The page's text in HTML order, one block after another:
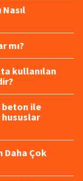
mı?
kullanılan
beton ile
hususlar
Daha Çok